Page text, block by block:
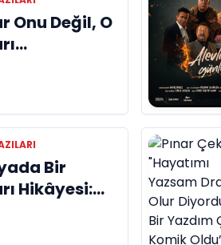
Onu Değil, O
Bir
Hikâyesi: